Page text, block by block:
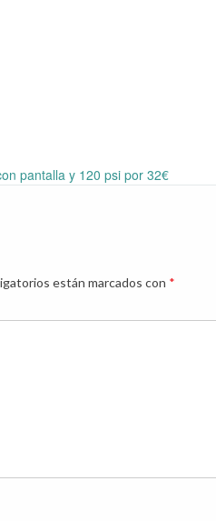
pantalla y 120 psi por 32€
están marcados con *